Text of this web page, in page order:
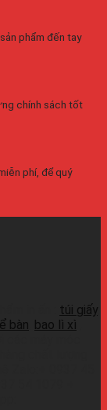
phẩm đến tay
chính sách tốt
phí, để quý
túi giấy
bàn bao lì xì